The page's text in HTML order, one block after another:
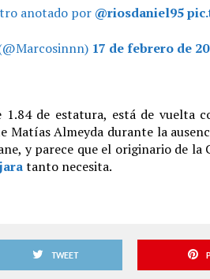
anotado por @riosdaniel95
17 de febrero de
1.84 de estatura, está de vuelta
Matías Almeyda durante la
y parece que el originario de
tanto necesita.
TWEET